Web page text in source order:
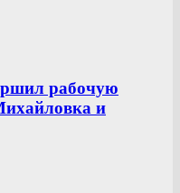
рабочую
и